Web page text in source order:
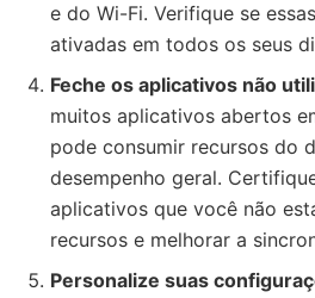
e do Wi-Fi. Verifique se
ativadas em todos os seus
Feche os aplicativos não
muitos aplicativos abertos
pode consumir recursos do
desempenho geral.
aplicativos que você não
recursos e melhorar a
Personalize suas